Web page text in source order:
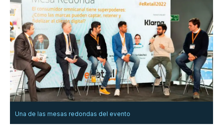
Una de las mesas redondas del evento